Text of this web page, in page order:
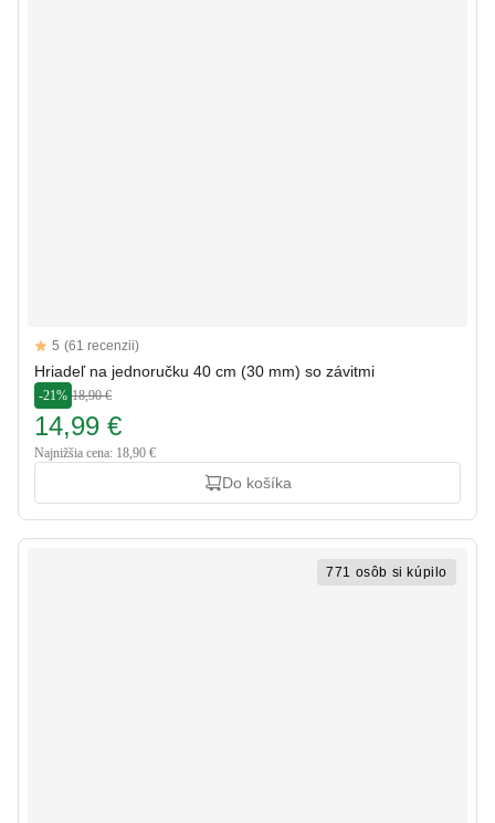
Reviews
5 out of 5 stars
5 (61 recenzii)
Hriadeľ na jednoručku 40 cm (30 mm) so závitmi
-21% 18,90 €
14,99 €
Najnižšia cena: 18,90 €
Do košíka
771 osôb si kúpilo